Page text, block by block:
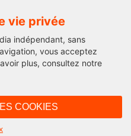
vie privée
indépendant, sans
vous acceptez
plus, consultez notre
COOKIES
Informés de